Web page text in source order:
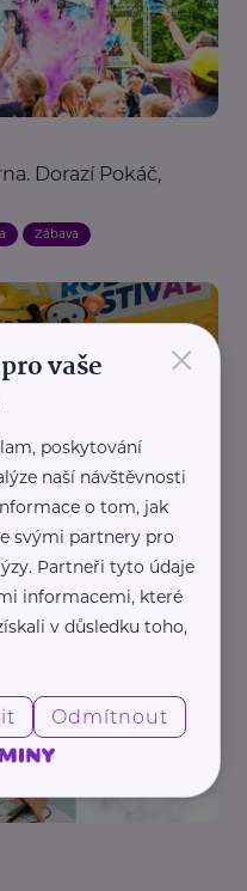
Dorazí Pokáč,
Zábava
lunapark, hvězdy
zážitků
Dobročinnost Rodina
×
vaše
poskytování
naší návštěvnosti
o tom, jak
svými partnery pro
Partneři tyto údaje
informacemi, které
v důsledku toho,
Odmítnout